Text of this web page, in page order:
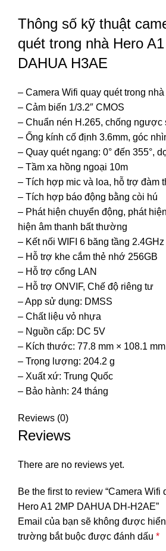
Thông số kỹ thuật
quét trong nhà Hero
DAHUA H3AE
– Camera Wifi quay quét trong nhà
– Cảm biến 1/3.2″ CMOS
– Chuẩn nén H.265, chống ngược
– Ống kính cố định 3.6mm, góc
– Quay quét ngang: 0° đến 355°,
– Tầm xa hồng ngoại 10m
– Tích hợp mic và loa, hỗ trợ đàm
– Tích hợp báo động bằng còi hú
– Phát hiện chuyển động, phát
hiện âm thanh bất thường
– Kết nối WIFI 6 băng tầng 2.4GHz
– Hỗ trợ khe cắm thẻ nhớ 256GB
– Hỗ trợ cổng LAN
– Hỗ trợ ONVIF, Chế độ riêng tư
– App sử dụng: DMSS
– Chất liệu vỏ nhựa
– Nguồn cấp: DC 5V
– Kích thước: 77.8 mm × 108.1 mm
– Trọng lượng: 204.2 g
– Xuất xứ: Trung Quốc
– Bảo hành: 24 tháng
Reviews (0)
Reviews
There are no reviews yet.
Be the first to review “Camera Wifi
Hero A1 2MP DAHUA DH-H2AE”
Email của bạn sẽ không được
trường bắt buộc được đánh dấu *